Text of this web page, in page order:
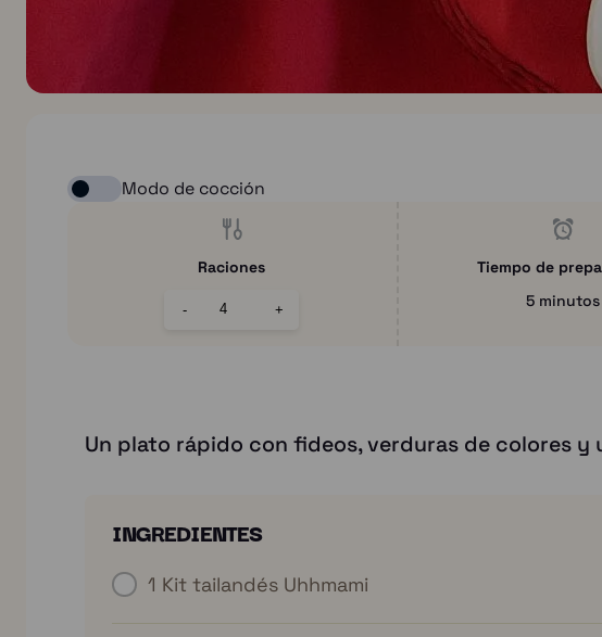
Modo de cocción
Raciones
- +
Tiempo de
5 minutos
Un plato rápido con fideos, verduras de colores y
INGREDIENTES
1 Kit tailandés Uhhmami